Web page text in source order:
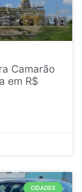
Camarão
em R$
CIDADES